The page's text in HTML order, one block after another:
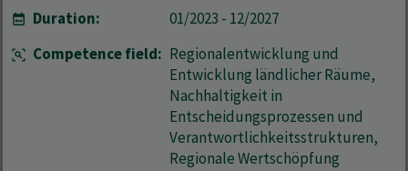
Duration:
01/2023 - 12/2027
Competence field: Regionalentwicklung und
Entwicklung ländlicher Räume,
Nachhaltigkeit in
Entscheidungsprozessen und
Verantwortlichkeitsstrukturen,
Regionale Wertschöpfung